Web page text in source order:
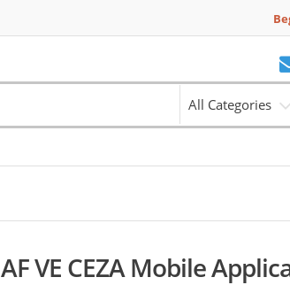
All Categories
AF VE CEZA Mobile